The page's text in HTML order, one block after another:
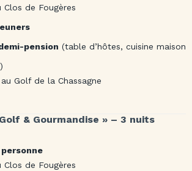
Clos de Fougères
pension (table d’hôtes, cuisine maison
au Golf de la Chassagne
& Gourmandise » – 3 nuits
Clos de Fougères